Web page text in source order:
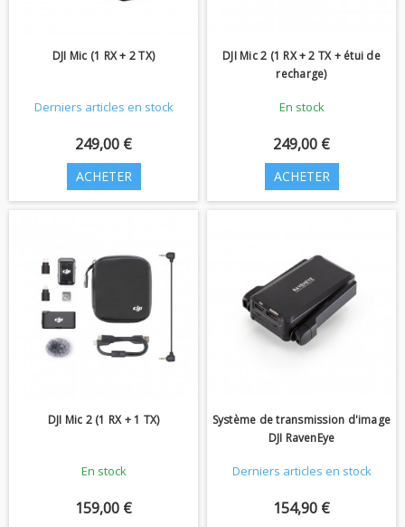
DJI Mic (1 RX + 2 TX)
Derniers articles en stock
249,00 €
ACHETER
DJI Mic 2 (1 RX + 2 TX + étui de
recharge)
En stock
249,00 €
ACHETER
DJI Mic 2 (1 RX + 1 TX)
En stock
159,00 €
Système de transmission d'image
DJI RavenEye
Derniers articles en stock
154,90 €